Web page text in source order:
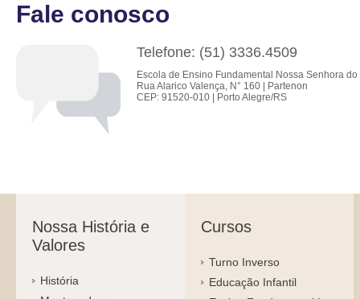
Fale conosco
Telefone: (51) 3336.4509
Escola de Ensino Fundamental Nossa Senhora do
Rua Alarico Valença, N° 160 | Partenon
CEP: 91520-010 | Porto Alegre/RS
Nossa História e
Valores
História
Cursos
Turno Inverso
Educação Infantil